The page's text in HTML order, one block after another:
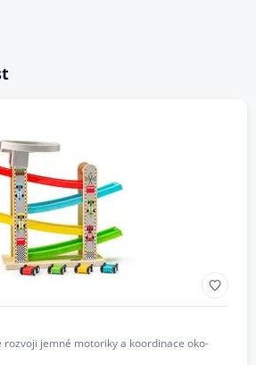
rozvoji jemné motoriky a koordinace oko-